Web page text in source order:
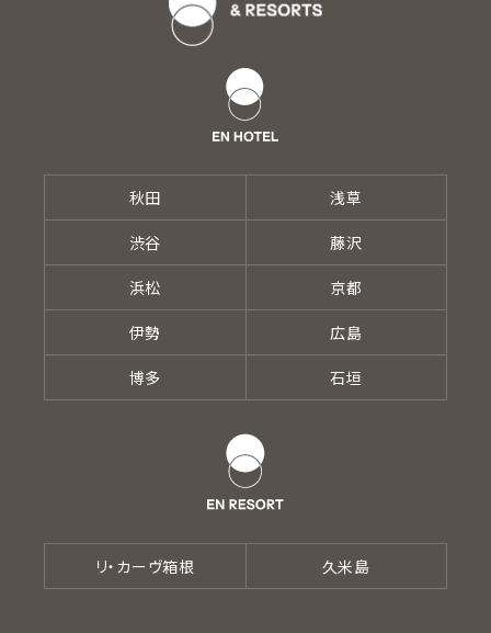
秋田 浅草
渋谷 藤沢
浜松 京都
伊勢 広島
博多 石垣
リ・カーヴ箱根 久米島